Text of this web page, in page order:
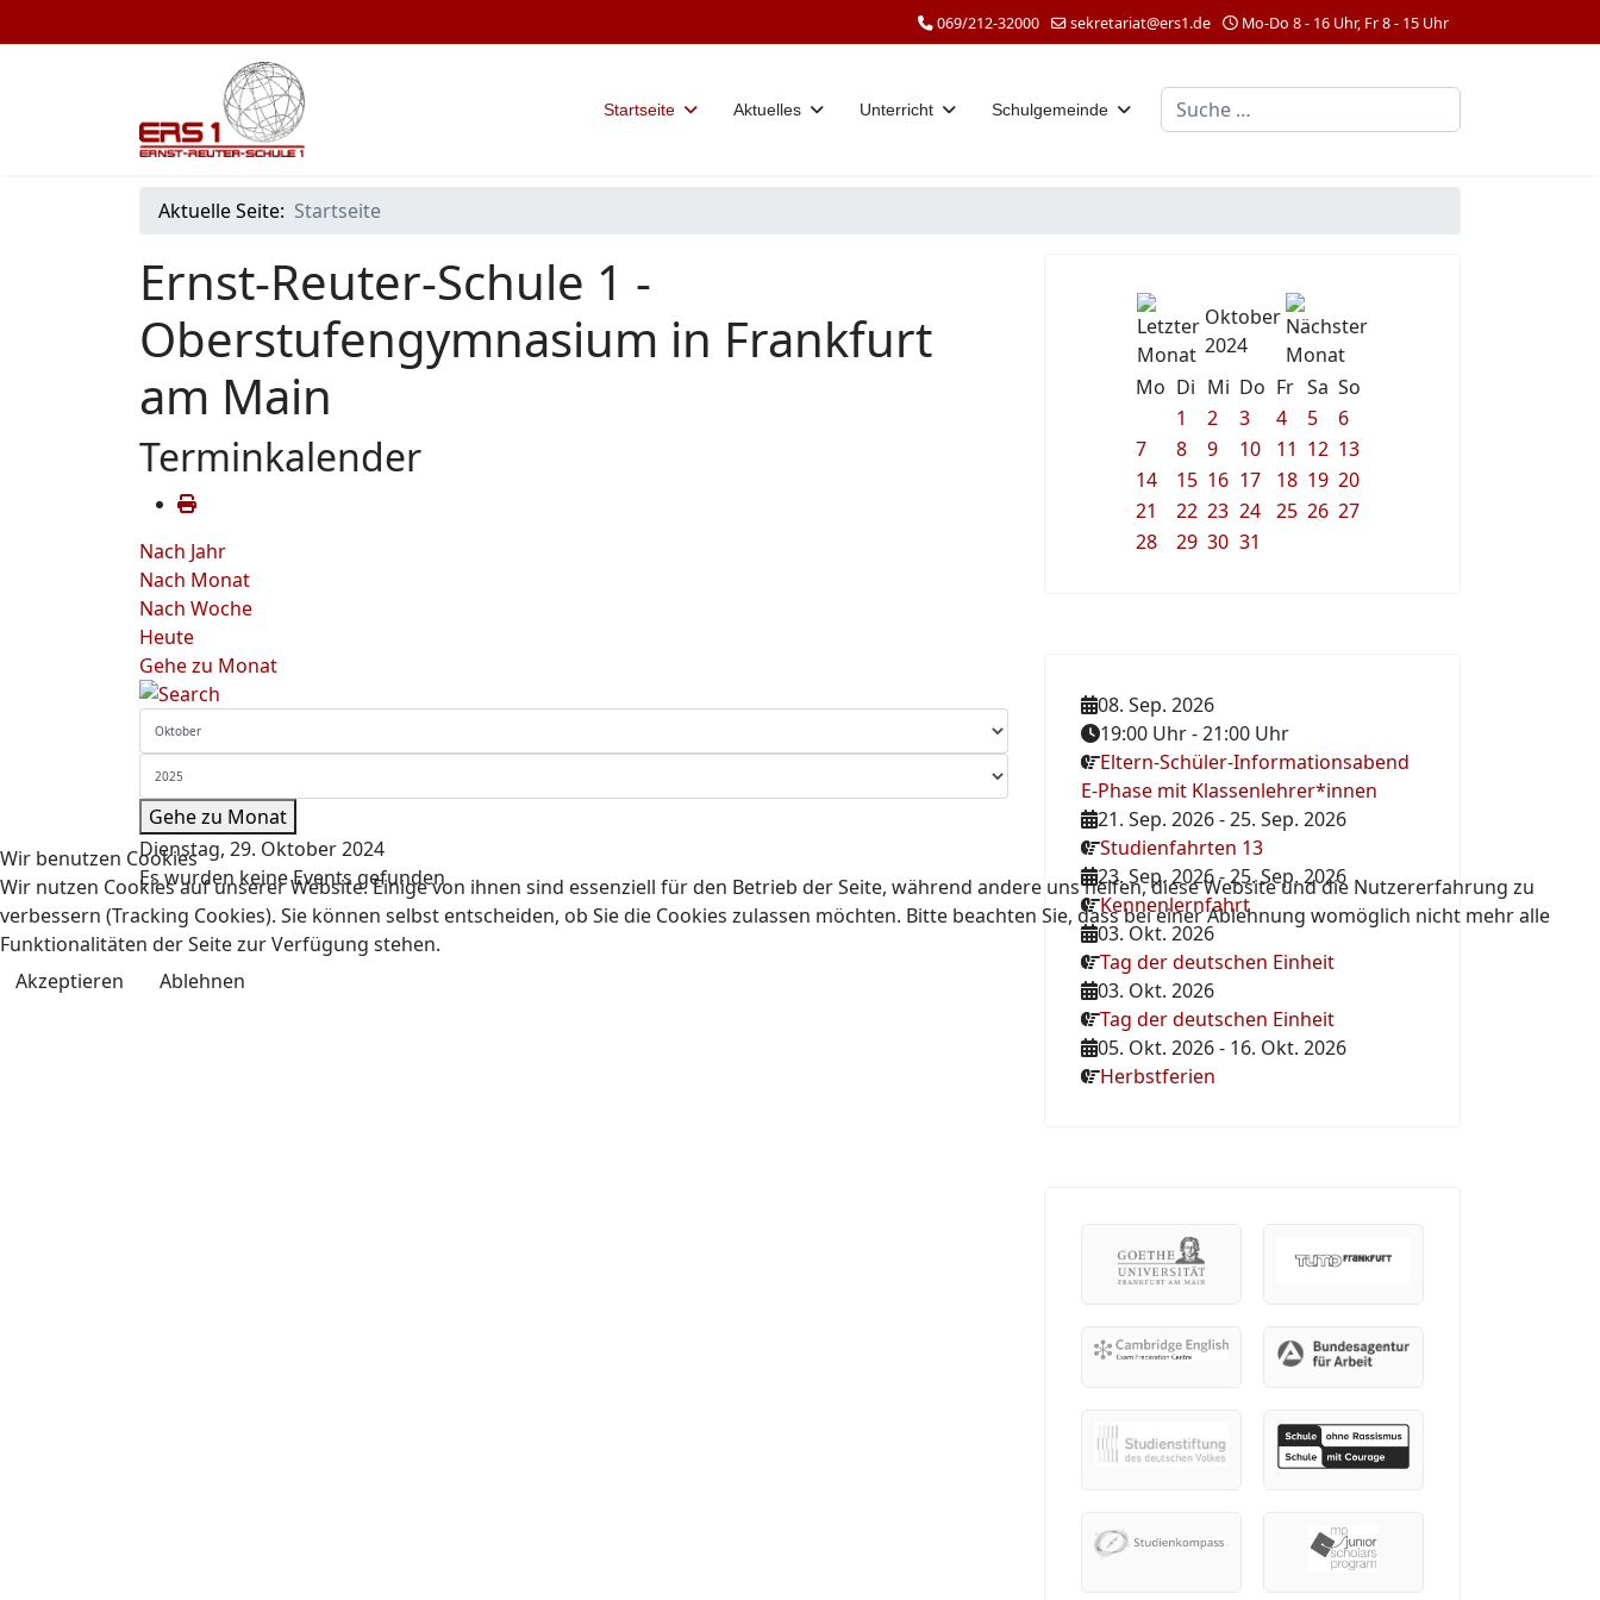
069/212-32000 sekretariat@ers1.de Mo-Do 8 - 16 Uhr, Fr 8 - 15 Uhr
Startseite Aktuelles Unterricht Schulgemeinde Suchen
Aktuelle Seite: Startseite
Ernst-Reuter-Schule 1 -
Oberstufengymnasium in Frankfurt
am Main
Terminkalender
Nach Jahr
Nach Monat
Nach Woche
Heute
Gehe zu Monat
Gehe zu Monat
Dienstag, 29. Oktober 2024
Es wurden keine Events gefunden
Oktober
2024
Mo Di Mi Do Fr Sa So
1
2 3 4 5
6
7
8 9 10 11 12 13
14
15 16 17 18 19 20
21
22 23 24 25 26 27
28
29 30 31
08. Sep. 2026
19:00 Uhr-21:00 Uhr
Eltern-Schüler-Informationsabend
E-Phase mit Klassenlehrer*innen
21. Sep. 2026-25. Sep. 2026
Studienfahrten 13
23. Sep. 2026-25. Sep. 2026
Kennenlernfahrt
03. Okt. 2026
Tag der deutschen Einheit
03. Okt. 2026
Tag der deutschen Einheit
05. Okt. 2026- 16. Okt. 2026
Herbstferien
Wir benutzen Cookies
Wir nutzen Cookies auf unserer Website. Einige von ihnen sind essenziell für den Betrieb der Seite, während andere uns helfen, diese Website und die Nutzererfahrung zu
verbessern (Tracking Cookies). Sie können selbst entscheiden, ob Sie die Cookies zulassen möchten. Bitte beachten Sie, dass bei einer Ablehnung womöglich nicht mehr alle
Funktionalitäten der Seite zur Verfügung stehen.
Akzeptieren
Ablehnen